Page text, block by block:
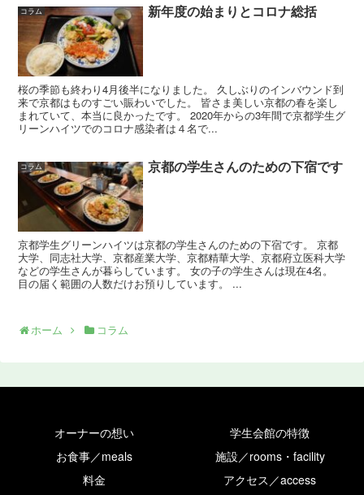
コラム 新年度の始まりとコロナ総括
桜の季節も終わり4月後半になりました。 久しぶりのインバウンド到
来で京都はものすごい賑わいでした。 皆さま美しい京都の春を楽し
まれていて、本当に良かったです。 2020年からの3年間で京都学生グ
リーンハイツでのコロナ感染者は４名で...
コラム 京都の学生さんのための下宿です
京都学生グリーンハイツは京都の学生さんのための下宿です。 京都
大学、同志社大学、京都産業大学、京都精華大学、京都府立医科大学
などの学生さんが暮らしています。 女の子の学生さんは現在4名。
目の届く範囲の人数だけお預りしています。 ...
ホーム コラム
オーナーの想い
学生会館の特徴
お食事／meals
施設／rooms・facility
料金
アクセス／access